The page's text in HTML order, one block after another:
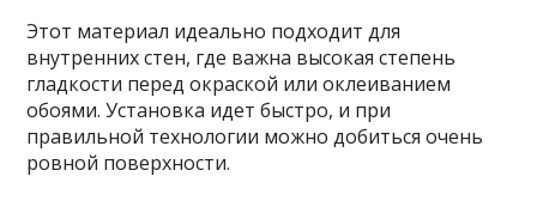
Этот материал идеально подходит для
внутренних стен, где важна высокая степень
гладкости перед окраской или оклеиванием
обоями. Установка идет быстро, и при
правильной технологии можно добиться очень
ровной поверхности.